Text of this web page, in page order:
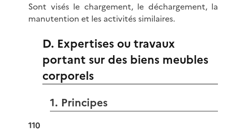
Sont visés le chargement, le déchargement, la
manutention et les activités similaires.
D. Expertises ou travaux
portant sur des biens meubles
corporels
1. Principes
110